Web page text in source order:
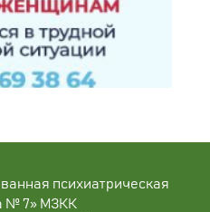
психиатрическая
№ 7» МЗКК